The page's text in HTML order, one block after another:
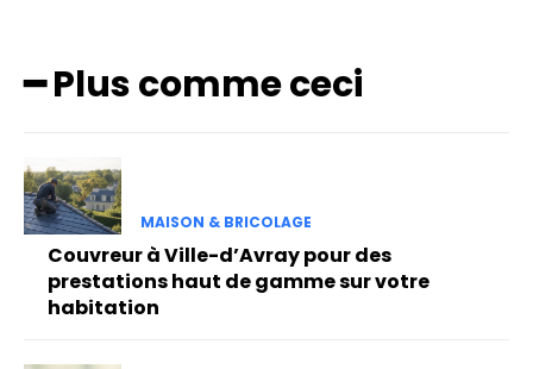
━ Plus comme ceci
MAISON & BRICOLAGE
Couvreur à Ville-d’Avray pour des
prestations haut de gamme sur votre
habitation